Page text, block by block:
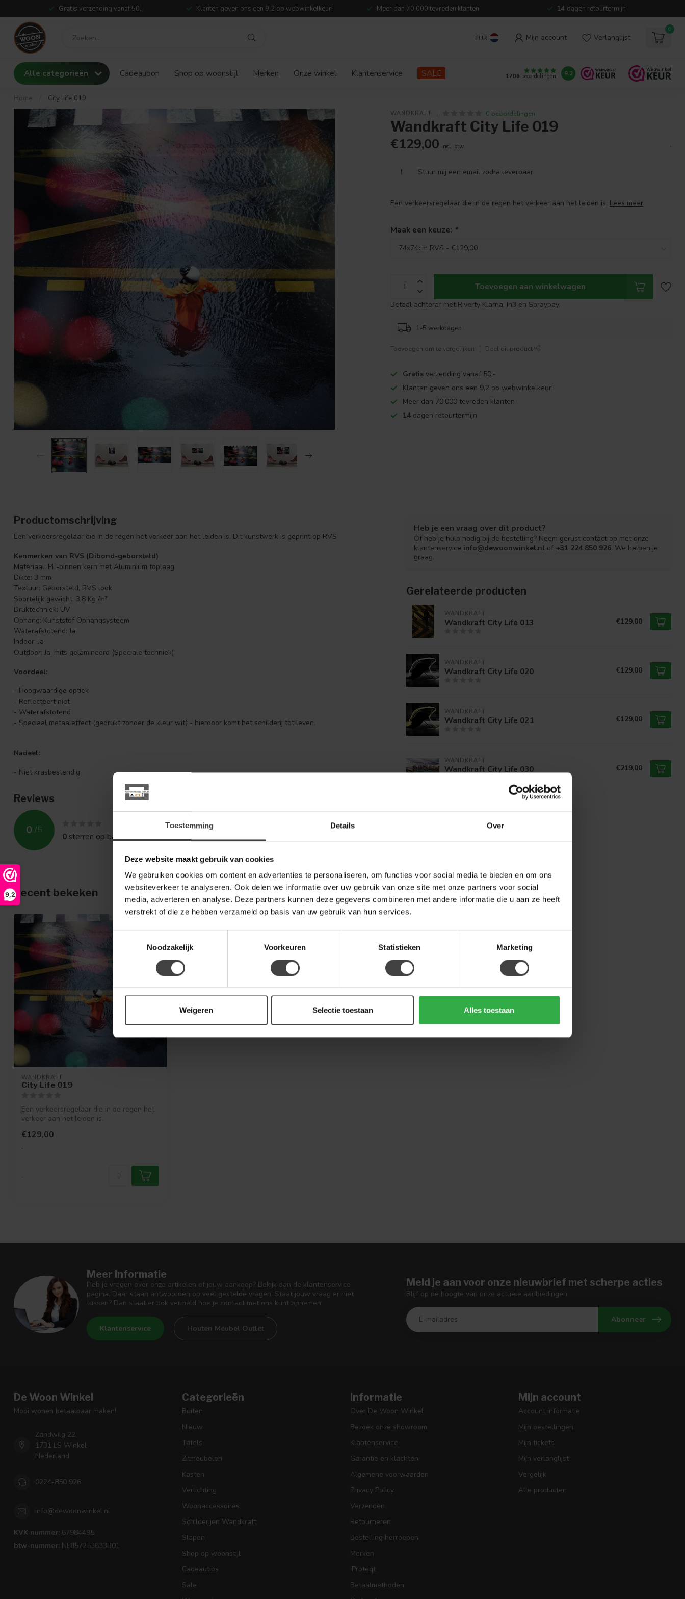
Toestemming Details Over
Deze website maakt gebruik van cookies
We gebruiken cookies om content en advertenties te personaliseren, om functies voor social media te bieden en om ons
websiteverkeer te analyseren. Ook delen we informatie over uw gebruik van onze site met onze partners voor social
media, adverteren en analyse. Deze partners kunnen deze gegevens combineren met andere informatie die u aan ze heeft
verstrekt of die ze hebben verzameld op basis van uw gebruik van hun services.
Noodzakelijk
Voorkeuren Statistieken Marketing
Weigeren Selectie toestaan Alles toestaan
9,2
Gratis verzending vanaf 50,- Klanten geven ons een 9,2 op webwinkelkeur! Meer dan 70.000 tevreden klanten 14 dagen retourtermijn
EUR Mijn account Verlanglijst
0
Alle categorieën Cadeaubon Shop op woonstijl Merken Onze winkel Klantenservice SALE 1706 beoordelingen 9.2
Home City Life 019
WANDKRAFT 0 beoordelingen
Wandkraft City Life 019
€129,00 Incl. btw .
! Stuur mij een email zodra leverbaar
Een verkeersregelaar die in de regen het verkeer aan het leiden is. Lees meer.
Maak een keuze: *
Toevoegen aan winkelwagen
Betaal achteraf met Riverty Klarna, In3 en Spraypay.
1-5 werkdagen
Toevoegen om te vergelijken Deel dit product
Gratis verzending vanaf 50,-
Klanten geven ons een 9,2 op webwinkelkeur!
Meer dan 70.000 tevreden klanten
14 dagen retourtermijn
Productomschrijving
Een verkeersregelaar die in de regen het verkeer aan het leiden is. Dit kunstwerk is geprint op RVS
Kenmerken van RVS (Dibond-geborsteld)
Materiaal: PE-binnen kern met Aluminium toplaag
Dikte: 3 mm
Textuur: Geborsteld, RVS look
Soortelijk gewicht: 3,8 Kg /m²
Druktechniek: UV
Ophang: Kunststof Ophangsysteem
Waterafstotend: Ja
Indoor: Ja
Outdoor: Ja, mits gelamineerd (Speciale techniek)
Voordeel:
- Hoogwaardige optiek
- Reflecteert niet
- Waterafstotend
- Speciaal metaaleffect (gedrukt zonder de kleur wit) - hierdoor komt het schilderij tot leven.
Nadeel:
- Niet krasbestendig
Reviews
0 /5
0sterren op basis van
Je beoordeling toevoegen
Heb je een vraag over dit product?
Of heb je hulp nodig bij de bestelling? Neem gerust contact op met onze
klantenservice info@dewoonwinkel.nl of +31 224 850 926. We helpen je
graag.
Gerelateerde producten
WANDKRAFT
Wandkraft City Life 013 €129,00
WANDKRAFT
Wandkraft City Life 020 €129,00
WANDKRAFT
Wandkraft City Life 021 €129,00
WANDKRAFT
Wandkraft City Life 030 €219,00
Recent bekeken
WANDKRAFT
City Life 019
Een verkeersregelaar die in de regen het
verkeer aan het leiden is.
€129,00
.
.
Meer informatie
Heb je vragen over onze artikelen of jouw aankoop? Bekijk dan de klantenservice
pagina. Daar staan antwoorden op veel gestelde vragen. Staat jouw vraag er niet
tussen? Dan staat er ook vermeld hoe je contact met ons kunt opnemen.
Klantenservice Houten Meubel Outlet
Meld je aan voor onze nieuwbrief met scherpe acties
Blijf op de hoogte van onze actuele aanbiedingen
Abonneer
De Woon Winkel
Mooi wonen betaalbaar maken!
Zandwilg 22
1731 LS Winkel
Nederland
0224-850 926
info@dewoonwinkel.nl
KVK nummer: 67984495
btw-nummer: NL857253633B01
Categorieën
Buiten
Nieuw
Tafels
Zitmeubelen
Kasten
Verlichting
Woonaccessoires
Schilderijen Wandkraft
Slapen
Shop op woonstijl
Cadeautips
Sale
Informatie
Over De Woon Winkel
Bezoek onze showroom
Klantenservice
Garantie en klachten
Algemene voorwaarden
Privacy Policy
Verzenden
Retourneren
Bestelling herroepen
Merken
iProteqt
Betaalmethoden
Mijn account
Account informatie
Mijn bestellingen
Mijn tickets
Mijn verlanglijst
Vergelijk
Alle producten